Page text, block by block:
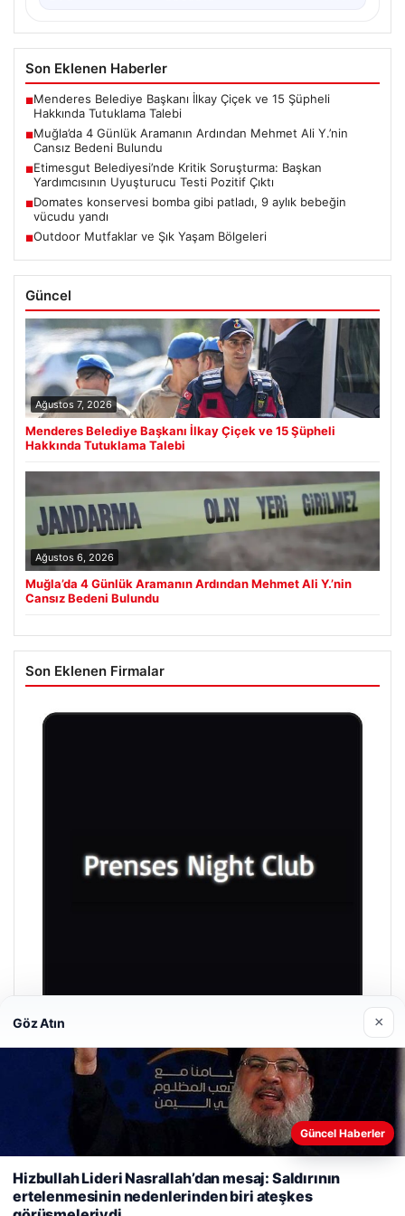
Son Eklenen Haberler
■Menderes Belediye Başkanı İlkay Çiçek ve 15 Şüpheli
Hakkında Tutuklama Talebi
■Muğla’da 4 Günlük Aramanın Ardından Mehmet Ali Y.’nin
Cansız Bedeni Bulundu
■Etimesgut Belediyesi’nde Kritik Soruşturma: Başkan
Yardımcısının Uyuşturucu Testi Pozitif Çıktı
■Domates konservesi bomba gibi patladı, 9 aylık bebeğin
vücudu yandı
■Outdoor Mutfaklar ve Şık Yaşam Bölgeleri
Güncel
Ağustos 7, 2026
Menderes Belediye Başkanı İlkay Çiçek ve 15 Şüpheli
Hakkında Tutuklama Talebi
Ağustos 6, 2026
Muğla’da 4 Günlük Aramanın Ardından Mehmet Ali Y.’nin
Cansız Bedeni Bulundu
Son Eklenen Firmalar
Prenses Night Club
Nisan 29, 2026
deneyiminizi kişiselleştirmek ve geliştirmek amacıyla çerezler
kullanıyoruz.Çerez Politikamız
Göz Atın ×
Güncel Haberler
Hizbullah Lideri Nasrallah’dan mesaj: Saldırının
ertelenmesinin nedenlerinden biri ateşkes